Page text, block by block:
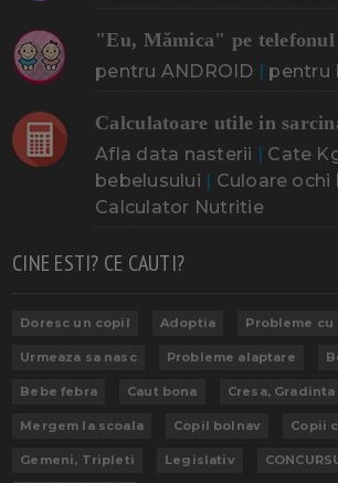
"Eu, Mămica" pe telefonul
pentru ANDROID | pentru
Calculatoare utile in
Afla data nasterii | Cate
bebelusului | Culoare ochi
Calculator Nutritie
CINE ESTI? CE CAUTI?
Doresc un copil Adoptia Probleme cu
Urmeaza sa nasc Probleme alaptare
Bebe febra Caut bona Cresa, Gradinta
Mergem la scoala Copil bolnav Copii
Gemeni, Tripleti Legislativ